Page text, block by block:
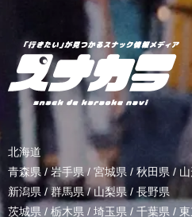
北海道
青森県 / 岩手県/ 宮城県 / 秋田県 /
新潟県 /群馬県/山梨県 / 長野県
茨城県 / 栃木県 / 埼玉県 / 千葉県 /